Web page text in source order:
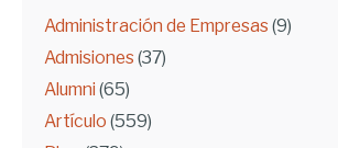
Administración de Empresas (9)
Admisiones (37)
Alumni (65)
Artículo (559)